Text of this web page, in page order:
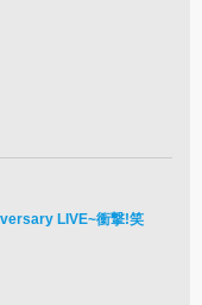
LIVE~衝撃!笑